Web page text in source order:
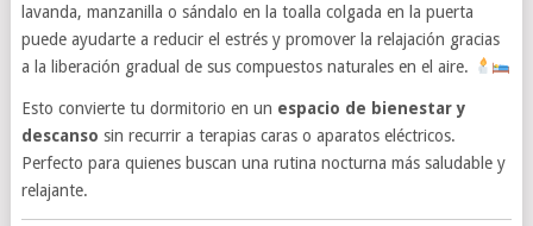
lavanda, manzanilla o sándalo en la toalla colgada en la puerta
puede ayudarte a reducir el estrés y promover la relajación gracias
a la liberación gradual de sus compuestos naturales en el aire.
Esto convierte tu dormitorio en un espacio de bienestar y
descanso sin recurrir a terapias caras o aparatos eléctricos.
Perfecto para quienes buscan una rutina nocturna más saludable y
relajante.